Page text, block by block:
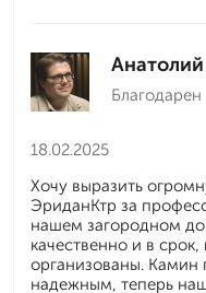
Благодарен
18.02.2025
Хочу выразить
ЭриданКтр за
нашем загородном
качественно и в
организованы. Камин
надежным, теперь